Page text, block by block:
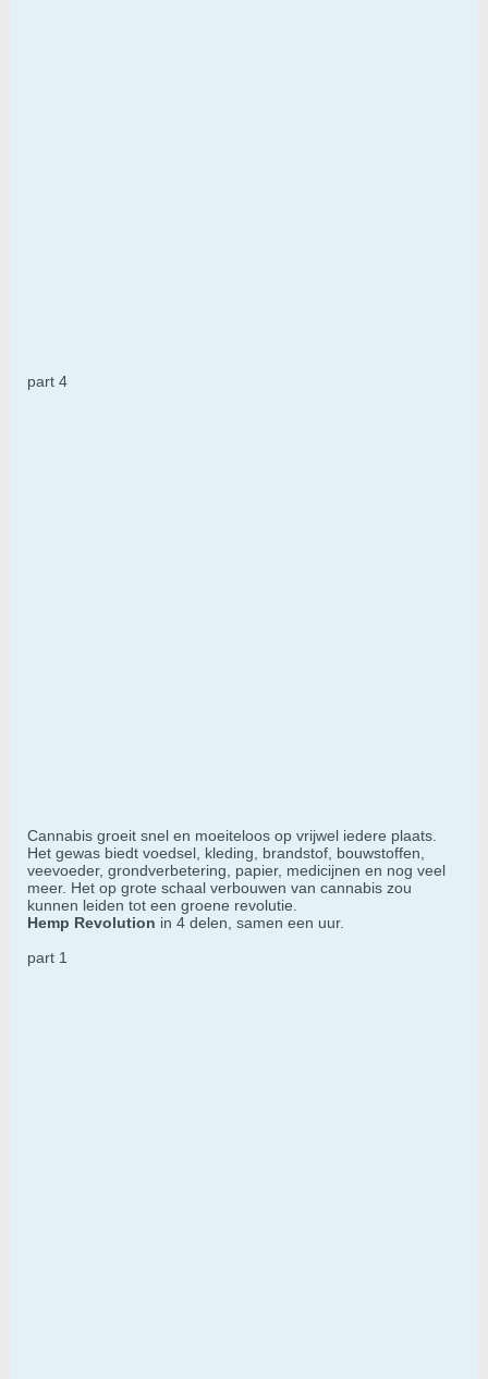
part 4
Cannabis groeit snel en moeiteloos op vrijwel iedere plaats.
Het gewas biedt voedsel, kleding, brandstof, bouwstoffen,
veevoeder, grondverbetering, papier, medicijnen en nog veel
meer. Het op grote schaal verbouwen van cannabis zou
kunnen leiden tot een groene revolutie.
Hemp Revolution in 4 delen, samen een uur.
part 1